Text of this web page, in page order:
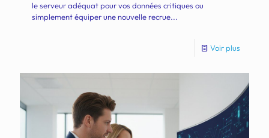
le serveur adéquat pour vos données critiques ou
simplement équiper une nouvelle recrue...
Voir plus